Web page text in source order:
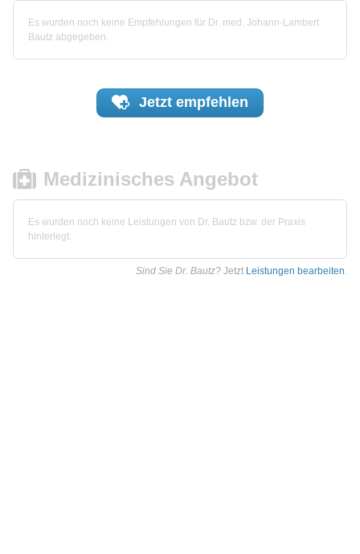
Es wurden noch keine Empfehlungen für Dr. med. Johann-Lambert
Bautz abgegeben.
Jetzt empfehlen
Medizinisches Angebot
Es wurden noch keine Leistungen von Dr. Bautz bzw. der Praxis
hinterlegt.
Sind Sie Dr. Bautz? Jetzt Leistungen bearbeiten.